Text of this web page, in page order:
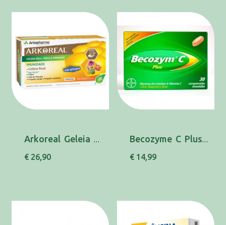
Arkoreal Geleia Real Imunid Amp 15Ml X20
€ 26,90
Becozyme C Plus Comp X 30 comps
€ 14,99